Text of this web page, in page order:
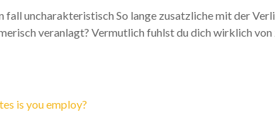
uncharakteristisch So lange zusatzliche mit der
veranlagt? Vermutlich fuhlst du dich wirklich
is you employ?